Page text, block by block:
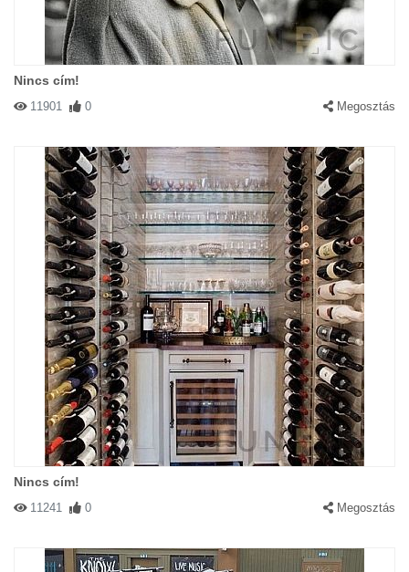
Nincs cím!
11901 0 Megosztás
Nincs cím!
11241 0 Megosztás